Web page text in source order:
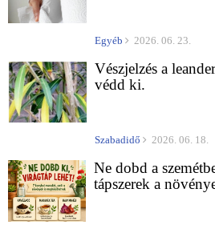
Egyéb 2026. 06. 23.
Vészjelzés a
védd ki.
Szabadidő 2026. 06. 18.
Ne dobd a
tápszerek a